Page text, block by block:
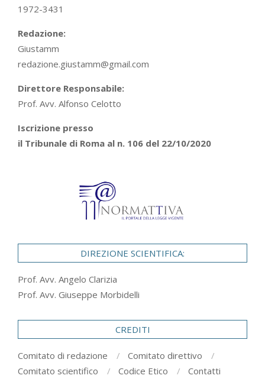
1972-3431
Redazione:
Giustamm
redazione.giustamm@gmail.com
Direttore Responsabile:
Prof. Avv. Alfonso Celotto
Iscrizione presso
il Tribunale di Roma al n. 106 del 22/10/2020
DIREZIONE SCIENTIFICA:
Prof. Avv. Angelo Clarizia
Prof. Avv. Giuseppe Morbidelli
CREDITI
Comitato di redazione
Comitato direttivo
Comitato scientifico
Codice Etico Contatti